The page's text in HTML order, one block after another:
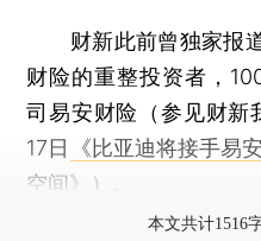
财新此前曾独家报
财险的重整投资者，
司易安财险（参见财新
17日
《比亚迪将接手易
空间》
）。
本文共计1516